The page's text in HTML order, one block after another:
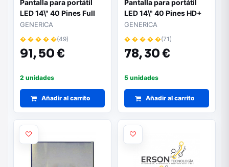
Pantalla para portátil
LED 14\" 40 Pines Full
HD Sin Brackets 144Hz
GENERICA
� � � � �(49)
91,50 €
2 unidades
Añadir al carrito
Pantalla para portátil
LED 14\" 40 Pines HD+
Sin Brackets
GENERICA
� � � � �(71)
78,30 €
5 unidades
Añadir al carrito